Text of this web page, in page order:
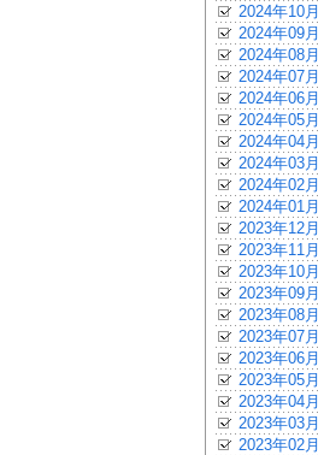
2024年10月
2024年09月
2024年08月
2024年07月
2024年06月
2024年05月
2024年04月
2024年03月
2024年02月
2024年01月
2023年12月
2023年11月
2023年10月
2023年09月
2023年08月
2023年07月
2023年06月
2023年05月
2023年04月
2023年03月
2023年02月